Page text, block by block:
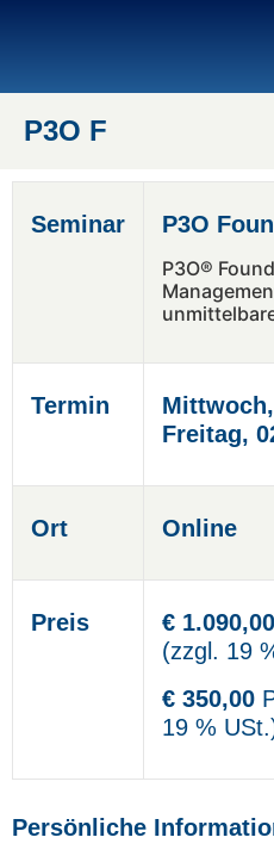
P3O F
Seminar P3O
P3O®
Termin
Freitag,
Ort Online
Preis € 1.090,00
(zzgl. 19
€ 350,00
19 %
Persönliche